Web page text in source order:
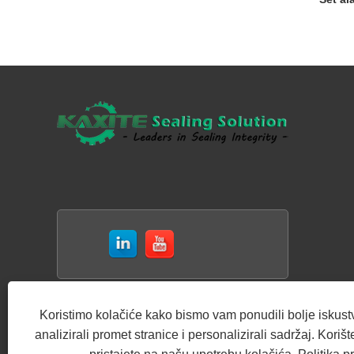
Koristimo kolačiće kako bismo vam ponudili bolje
analizirali promet stranice i personalizirali sadržaj.